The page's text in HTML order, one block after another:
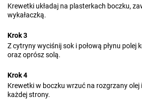
Krewetki układaj na plasterkach boczku,
wykałaczką.
Krok 3
Z cytryny wyciśnij sok i połową płynu polej
oraz oprósz solą.
Krok 4
Krewetki w boczku wrzuć na rozgrzany olej
każdej strony.